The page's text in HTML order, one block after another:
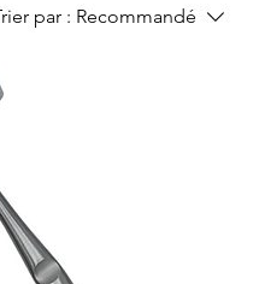
par : Recommandé